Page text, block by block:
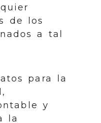
de los
a tal
para la
y
la